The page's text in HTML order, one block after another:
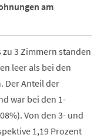
am
3 Zimmern standen
leer als bei den
Der Anteil der
war bei den 1-
Von den 3- und
1,19 Prozent